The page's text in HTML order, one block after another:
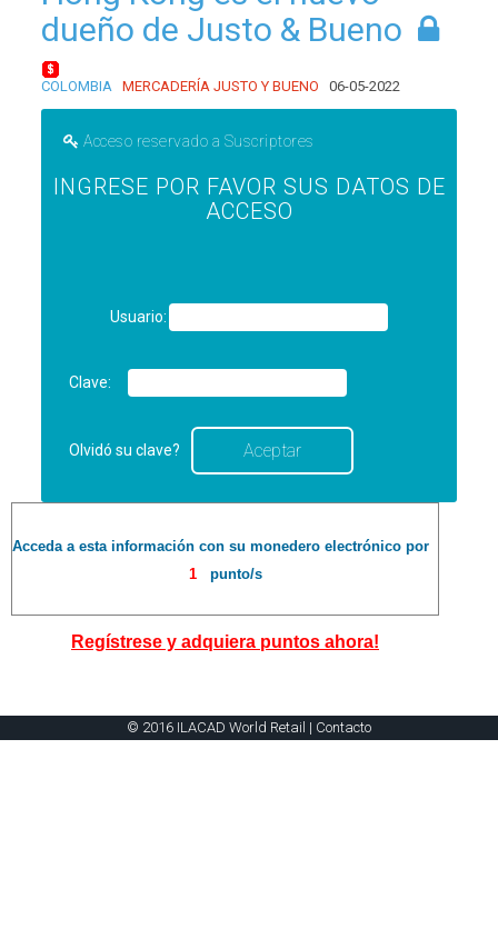
dueño de Justo & Bueno
COLOMBIA MERCADERÍA JUSTO Y BUENO 06-05-2022
Acceso reservado a Suscriptores
INGRESE POR FAVOR SUS DATOS DE
ACCESO
Usuario:
Clave:
Olvidó su clave?
Acceda a esta información con su monedero electrónico por
1
punto/s
Regístrese y adquiera puntos ahora!
© 2016 ILACAD World Retail | Contacto